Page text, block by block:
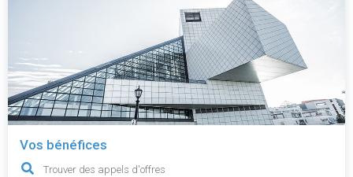
Vos bénéfices
Trouver des appels d'offres